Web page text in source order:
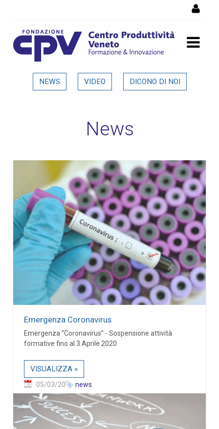
Dettaglio in evidenza
NEWS VIDEO DICONO DI NOI
News
Emergenza Coronavirus
Emergenza “Coronavirus” - Sospensione attività
formative fino al 3 Aprile 2020
VISUALIZZA »
05/03/20 news